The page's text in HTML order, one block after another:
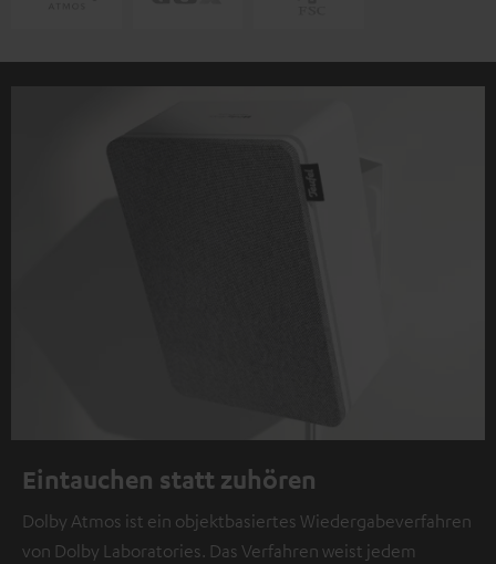
Eintauchen statt zuhören
Dolby Atmos ist ein objektbasiertes Wiedergabeverfahren
von Dolby Laboratories. Das Verfahren weist jedem